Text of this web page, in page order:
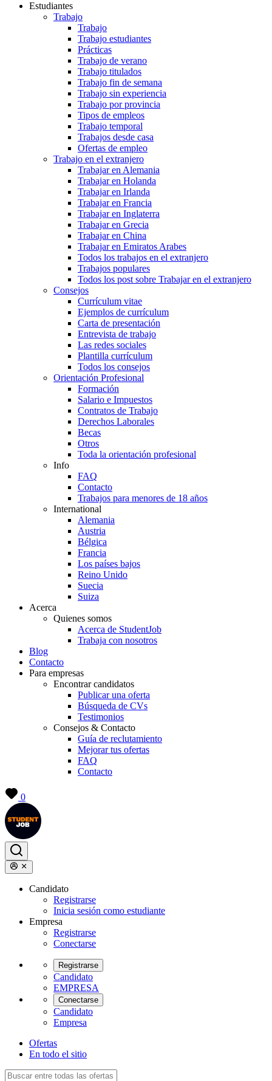
Estudiantes
Trabajo
Trabajo
Trabajo estudiantes
Prácticas
Trabajo de verano
Trabajo titulados
Trabajo fin de semana
Trabajo sin experiencia
Trabajo por provincia
Tipos de empleos
Trabajo temporal
Trabajos desde casa
Ofertas de empleo
Trabajo en el extranjero
Trabajar en Alemania
Trabajar en Holanda
Trabajar en Irlanda
Trabajar en Francia
Trabajar en Inglaterra
Trabajar en Grecia
Trabajar en China
Trabajar en Emiratos Arabes
Todos los trabajos en el extranjero
Trabajos populares
Todos los post sobre Trabajar en el extranjero
Consejos
Currículum vitae
Ejemplos de currículum
Carta de presentación
Entrevista de trabajo
Las redes sociales
Plantilla currículum
Todos los consejos
Orientación Profesional
Formación
Salario e Impuestos
Contratos de Trabajo
Derechos Laborales
Becas
Otros
Toda la orientación profesional
Info
FAQ
Contacto
Trabajos para menores de 18 años
International
Alemania
Austria
Bélgica
Francia
Los países bajos
Reino Unido
Suecia
Suiza
Acerca
Quienes somos
Acerca de StudentJob
Trabaja con nosotros
Blog
Contacto
Para empresas
Encontrar candidatos
Publicar una oferta
Búsqueda de CVs
Testimonios
Consejos & Contacto
Guía de reclutamiento
Mejorar tus ofertas
FAQ
Contacto
0
Candidato
Registrarse
Inicia sesión como estudiante
Empresa
Registrarse
Conectarse
Registrarse
Candidato
EMPRESA
Conectarse
Candidato
Empresa
Ofertas
En todo el sitio